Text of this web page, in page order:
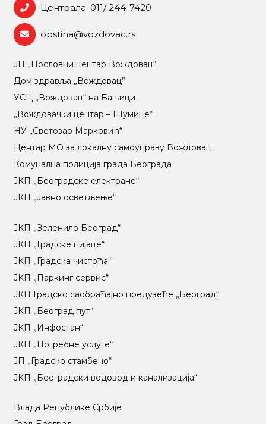
Централа: 011/ 244-7420
opstina@vozdovac.rs
ЈП „Пословни центар Вождовац“
Дом здравља „Вождовац”
УСЦ „Вождовац“ на Бањици
„Вождовачки центар – Шумице“
НУ „Светозар Марковић“
Центар МO за локалну самоуправу Вождовац
Комунална полиција града Београда
ЈКП „Београдске електране“
ЈКП „Јавно осветљење“
ЈКП „Зеленило Београд“
ЈКП „Градске пијаце“
ЈКП „Градска чистоћа“
ЈКП „Паркинг сервис“
ЈКП Градско саобраћајно предузеће „Београд“
ЈКП „Београд пут“
ЈКП „Инфостан“
ЈКП „Погребне услуге“
ЈП „Градско стамбено“
ЈКП „Београдски водовод и канализација“
Влада Републике Србије